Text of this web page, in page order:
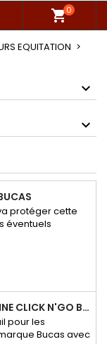
shopping_cart0
EQUITATION
protéger cette
éventuels
RALLONGE POITRINE CLICK N'GO BUCAS
pour les
Bucas avec